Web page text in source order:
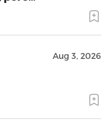
Aug 3, 2026